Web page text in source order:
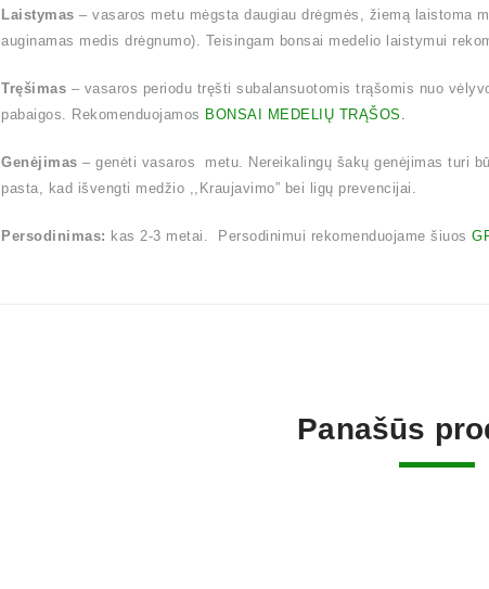
Laistymas – vasaros metu mėgsta daugiau drėgmės, žiemą laistoma
auginamas medis drėgnumo). Teisingam bonsai medelio laistymui
Tręšimas – vasaros periodu tręšti subalansuotomis trąšomis nuo
pabaigos. Rekomenduojamos BONSAI MEDELIŲ TRĄŠOS.
Genėjimas – genėti vasaros metu. Nereikalingų šakų genėjimas turi
pasta, kad išvengti medžio ,,Kraujavimo” bei ligų prevencijai.
Persodinimas: kas 2-3 metai. Persodinimui rekomenduojame šiuos
Panašūs